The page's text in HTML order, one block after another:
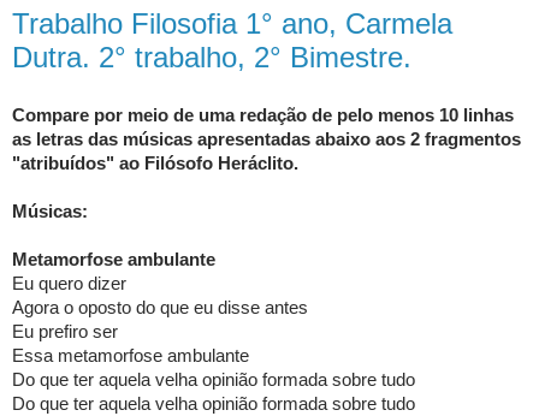
Trabalho Filosofia 1° ano, Carmela
Dutra. 2° trabalho, 2° Bimestre.
Compare por meio de uma redação de pelo menos 10 linhas
as letras das músicas apresentadas abaixo aos 2 fragmentos
"atribuídos" ao Filósofo Heráclito.
Músicas:
Metamorfose ambulante
Eu quero dizer
Agora o oposto do que eu disse antes
Eu prefiro ser
Essa metamorfose ambulante
Do que ter aquela velha opinião formada sobre tudo
Do que ter aquela velha opinião formada sobre tudo